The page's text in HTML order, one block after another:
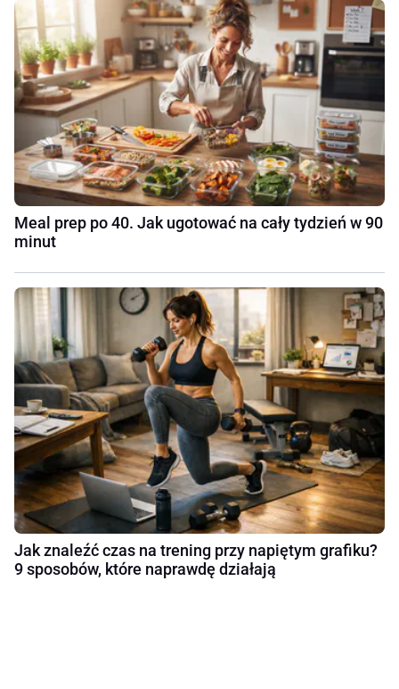
Meal prep po 40. Jak ugotować na cały tydzień w 90
minut
Jak znaleźć czas na trening przy napiętym grafiku?
9 sposobów, które naprawdę działają